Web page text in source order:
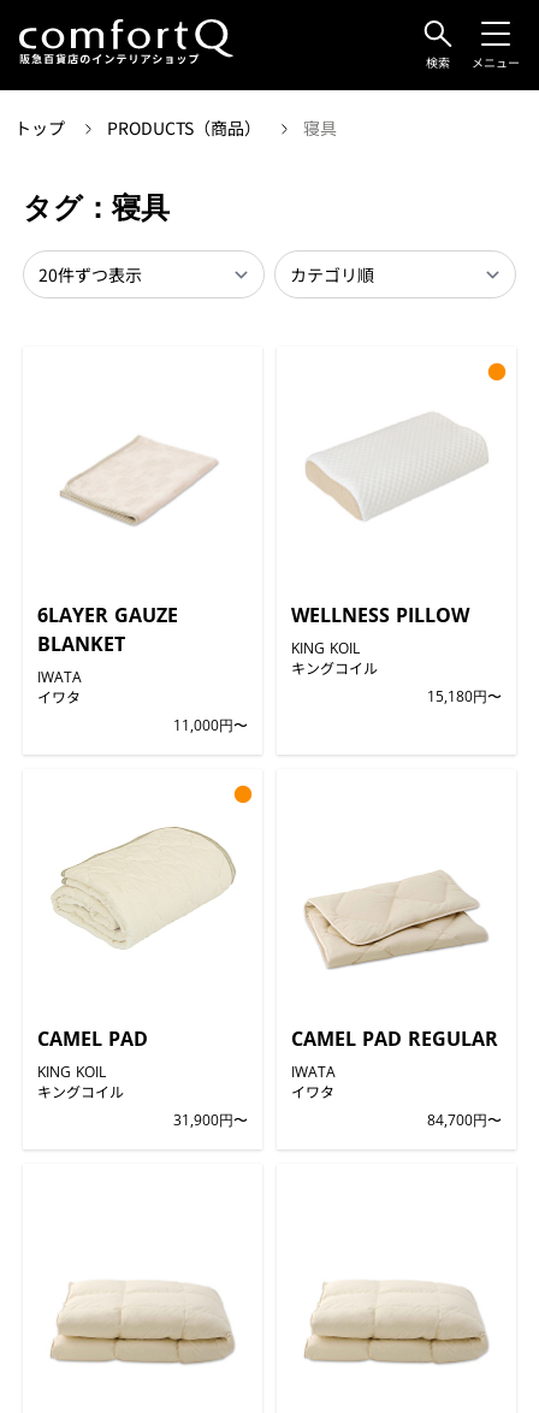
検索 メニュー
トップ PRODUCTS（商品） 寝具
タグ：寝具
6LAYER GAUZE
BLANKET
IWATA
イワタ
11,000円〜
WELLNESS PILLOW
KING KOIL
キングコイル
15,180円〜
●
CAMEL PAD
KING KOIL
キングコイル
31,900円〜
●
CAMEL PAD REGULAR
IWATA
イワタ
84,700円〜